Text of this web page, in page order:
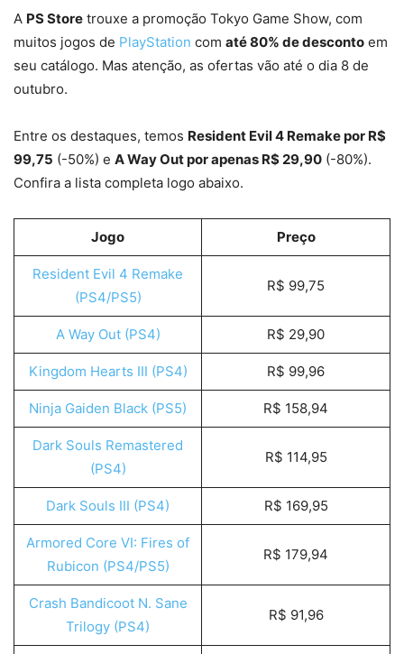
A PS Store trouxe a promoção Tokyo Game Show, com
muitos jogos de PlayStation com até 80% de desconto em
seu catálogo. Mas atenção, as ofertas vão até o dia 8 de
outubro.
Entre os destaques, temos Resident Evil 4 Remake por R$
99,75 (-50%) e A Way Out por apenas R$ 29,90 (-80%).
Confira a lista completa logo abaixo.
Jogo Preço
Resident Evil 4 Remake
(PS4/PS5)
R$ 99,75
A Way Out (PS4) R$ 29,90
Kingdom Hearts III (PS4) R$ 99,96
Ninja Gaiden Black (PS5) R$ 158,94
Dark Souls Remastered
(PS4)
R$ 114,95
Dark Souls III (PS4) R$ 169,95
Armored Core VI: Fires of
Rubicon (PS4/PS5)
R$ 179,94
Crash Bandicoot N. Sane
Trilogy (PS4)
R$ 91,96